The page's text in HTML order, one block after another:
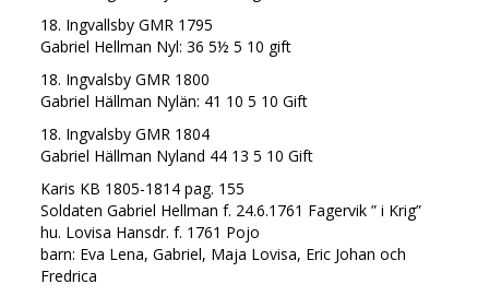
18. Ingvallsby GMR 1795
Gabriel Hellman Nyl: 36 5½ 5 10 gift
18. Ingvalsby GMR 1800
Gabriel Hällman Nylän: 41 10 5 10 Gift
18. Ingvalsby GMR 1804
Gabriel Hällman Nyland 44 13 5 10 Gift
Karis KB 1805-1814 pag. 155
Soldaten Gabriel Hellman f. 24.6.1761 Fagervik ” i Krig”
hu. Lovisa Hansdr. f. 1761 Pojo
barn: Eva Lena, Gabriel, Maja Lovisa, Eric Johan och
Fredrica